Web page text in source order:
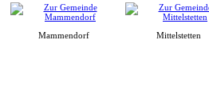
Mammendorf Mittelstetten